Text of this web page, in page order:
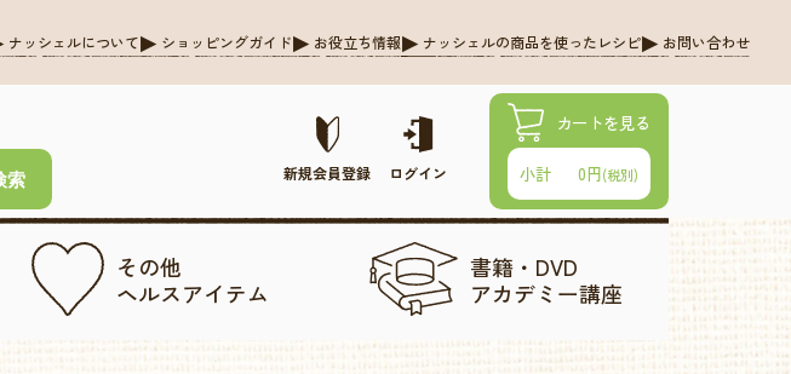
ナッシェルについて ショッピングガイド お役立ち情報 ナッシェルの商品を使ったレシピ お問い合わせ
新規会員登録 ログイン
カートを見る
小計 0円(税別)
その他
ヘルスアイテム
書籍・DVD
アカデミー講座